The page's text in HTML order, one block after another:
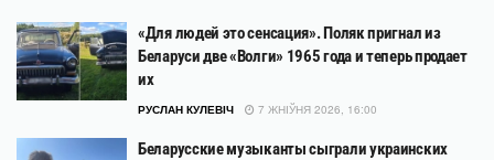
«Для людей это сенсация». Поляк пригнал из
Беларуси две «Волги» 1965 года и теперь продает
их
РУСЛАН КУЛЕВІЧ 7 ЖНІЎНЯ 2026, 16:00
Беларусские музыканты сыграли украинских